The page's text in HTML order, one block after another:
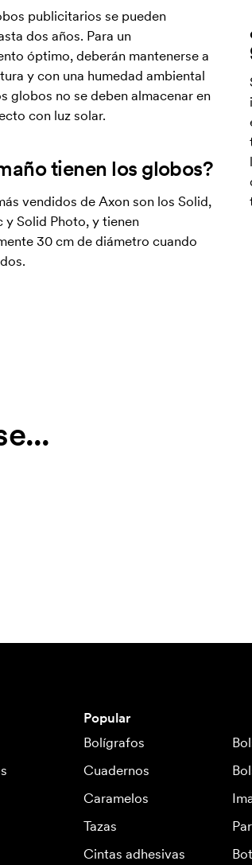
publicitarios se pueden
dos años. Para un
óptimo, deberán mantenerse a
y con una humedad ambiental
globos no se deben almacenar en
con luz solar.
tienen los globos?
vendidos de Axon son los Solid,
y Solid Photo, y tienen
30 cm de diámetro cuando
Popular
Bolígrafos
Cuadernos
Caramelos
Tazas
Cintas adhesivas